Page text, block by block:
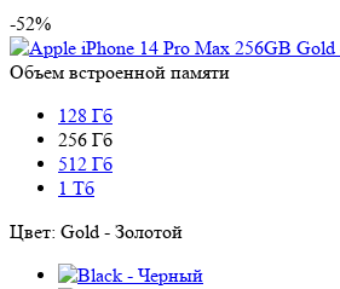
-52%
Объем встроенной памяти
128 Гб
256 Гб
512 Гб
1 Тб
Цвет: Gold - Золотой